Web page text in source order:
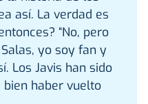
así. La verdad es
“No, pero
yo soy fan y
Los Javis han sido
haber vuelto